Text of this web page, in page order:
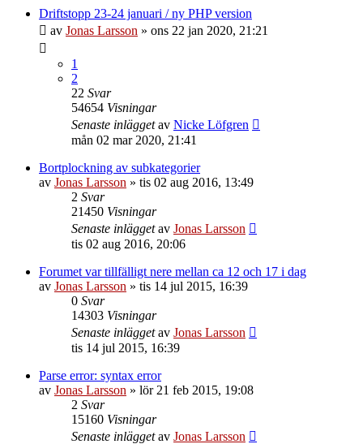
Driftstopp 23-24 januari / ny PHP version
av Jonas Larsson » ons 22 jan 2020, 21:21
1
2
22 Svar
54654 Visningar
Senaste inläggetav Nicke Löfgren
mån 02 mar 2020, 21:41
Bortplockning av subkategorier
av Jonas Larsson » tis 02 aug 2016, 13:49
2 Svar
21450 Visningar
Senaste inläggetav Jonas Larsson
tis 02 aug 2016, 20:06
Forumet var tillfälligt nere mellan ca 12 och 17 i dag
av Jonas Larsson » tis 14 jul 2015, 16:39
0 Svar
14303 Visningar
Senaste inläggetav Jonas Larsson
tis 14 jul 2015, 16:39
Parse error: syntax error
av Jonas Larsson » lör 21 feb 2015, 19:08
2 Svar
15160 Visningar
Senaste inläggetav Jonas Larsson